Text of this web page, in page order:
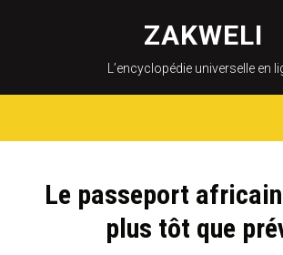
content
ZAKWELI
L’encyclopédie universelle en
Le passeport
plus tôt que